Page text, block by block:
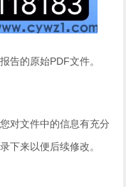
告的原始PDF文件。
对文件中的信息有充分
下来以便后续修改。